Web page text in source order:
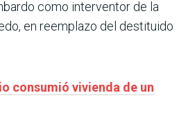
como interventor de la
en reemplazo del destituido
consumió vivienda de un